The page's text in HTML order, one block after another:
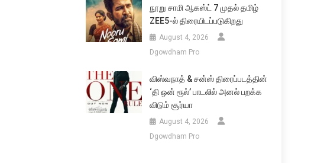
நூறு சாமி ஆகஸ்ட் 7 முதல் தமிழ்
ZEE5-ல் திரையிடப்படுகிறது
August 4, 2026
Dgowdham Pro
விஸ்வநாத் & சன்ஸ் திரைப்படத்தின்
‘தி ஒன் ரூல்’ பாடலில் அனல் பறக்க
விடும் சூர்யா
August 4, 2026
Dgowdham Pro